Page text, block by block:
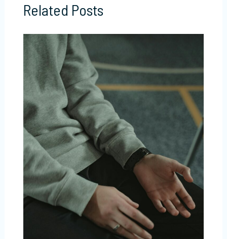
Related Posts